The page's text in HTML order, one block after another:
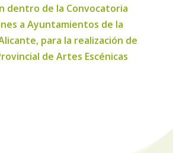
dentro de la Convocatoria
a Ayuntamientos de la
para la realización de
de Artes Escénicas